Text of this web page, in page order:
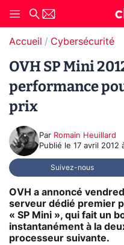
Accueil Cybersécurité
OVH SP Mini
performance
prix
Par Romain Heuillard
Publié le 17 avril 2012
Suivez-nous
OVH a annoncé
serveur dédié premier
« SP Mini », qui fait un
instantanément à la
processeur suivante.